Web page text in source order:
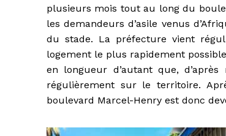
plusieurs mois tout au long du
les demandeurs d’asile venus
du stade. La préfecture vient
logement le plus rapidement
en longueur d’autant que,
régulièrement sur le territoire.
boulevard Marcel-Henry est donc